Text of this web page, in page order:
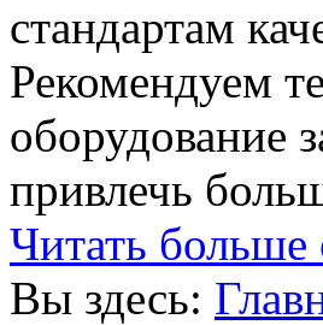
стандартам
Рекомендуем
оборудование
привлечь
Читать больше
Вы здесь: